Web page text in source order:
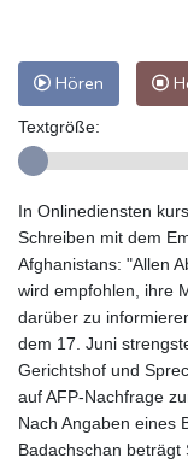
Hören
Textgröße:
In Onlinediensten
Schreiben mit dem
Afghanistans: "Allen
wird empfohlen, ihre
darüber zu
dem 17. Juni
Gerichtshof und
auf AFP-Nachfrage
Nach Angaben eines
Badachschan